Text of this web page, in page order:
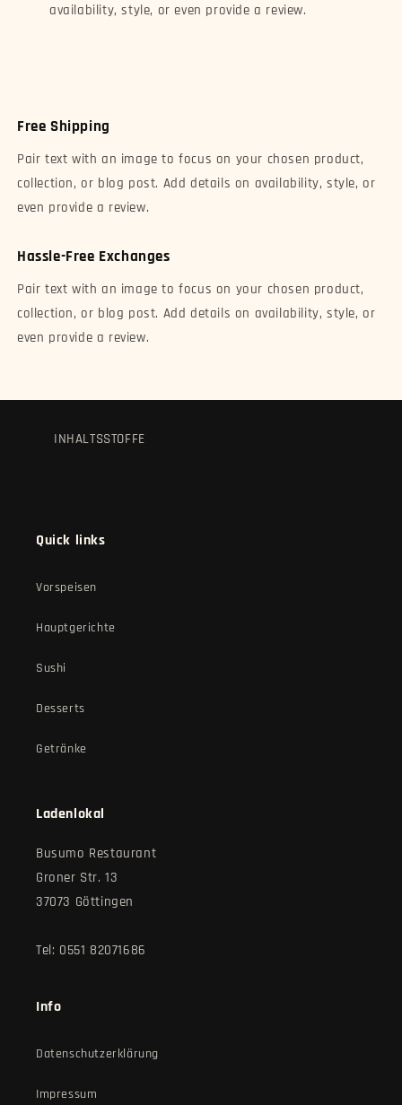
availability, style, or even provide a review.
Free Shipping
Pair text with an image to focus on your chosen product,
collection, or blog post. Add details on availability, style, or
even provide a review.
Hassle-Free Exchanges
Pair text with an image to focus on your chosen product,
collection, or blog post. Add details on availability, style, or
even provide a review.
INHALTSSTOFFE
Quick links
Vorspeisen
Hauptgerichte
Sushi
Desserts
Getränke
Ladenlokal
Busumo Restaurant
Groner Str. 13
37073 Göttingen
Tel: 0551 82071686
Info
Datenschutzerklärung
Impressum